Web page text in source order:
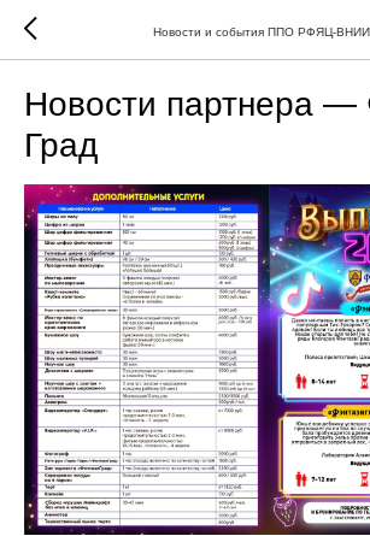
Новости и события ППО РФЯЦ-
Новости партнера —
Град